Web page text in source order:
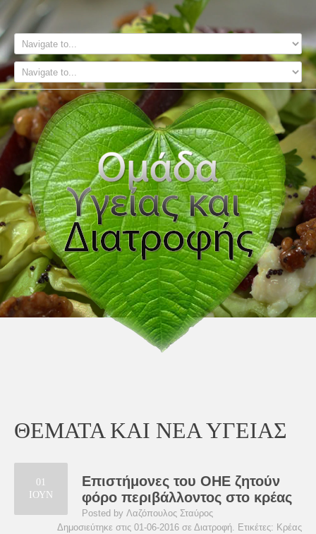
ΘΕΜΑΤΑ ΚΑΙ ΝΕΑ ΥΓΕΙΑΣ
01
ΙΟΥΝ
Επιστήμονες του ΟΗΕ ζητούν
φόρο περιβάλλοντος στο κρέας
Posted by Λαζόπουλος Σταύρος
Δημοσιεύτηκε στις 01-06-2016 σε Διατροφή. Ετικέτες: Κρέας